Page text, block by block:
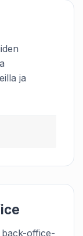
ja
office-